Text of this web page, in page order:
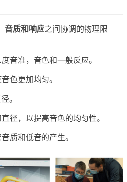
音质和响应之间协调的物理限
音准，音色和一般反应。
音色更加均匀。
。
径，以提高音色的均匀性。
质和低音的产生。